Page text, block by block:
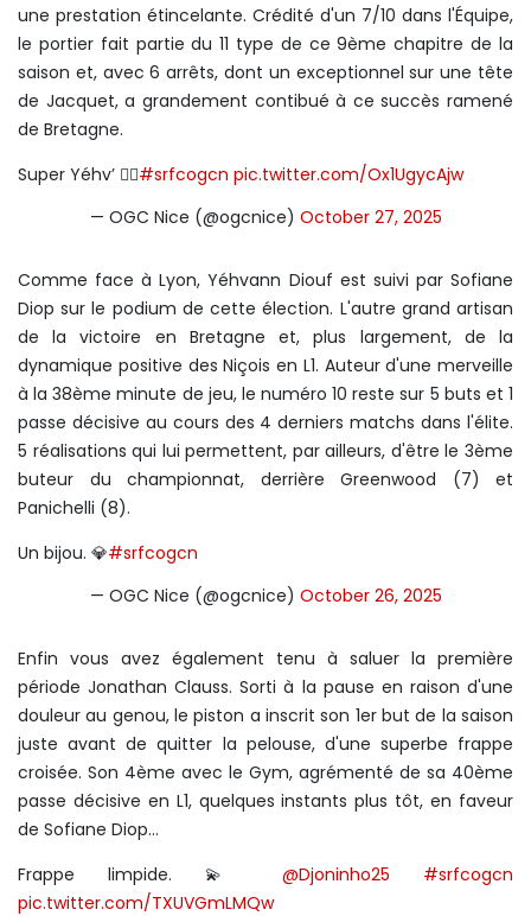
une prestation étincelante. Crédité d'un 7/10 dans l'Équipe,
le portier fait partie du 11 type de ce 9ème chapitre de la
saison et, avec 6 arrêts, dont un exceptionnel sur une tête
de Jacquet, a grandement contibué à ce succès ramené
de Bretagne.
Super Yéhv’ 🦸‍♂️#srfcogcn pic.twitter.com/Ox1UgycAjw
— OGC Nice (@ogcnice) October 27, 2025
Comme face à Lyon, Yéhvann Diouf est suivi par Sofiane
Diop sur le podium de cette élection. L'autre grand artisan
de la victoire en Bretagne et, plus largement, de la
dynamique positive des Niçois en L1. Auteur d'une merveille
à la 38ème minute de jeu, le numéro 10 reste sur 5 buts et 1
passe décisive au cours des 4 derniers matchs dans l'élite.
5 réalisations qui lui permettent, par ailleurs, d'être le 3ème
buteur du championnat, derrière Greenwood (7) et
Panichelli (8).
Un bijou. 💎#srfcogcn
— OGC Nice (@ogcnice) October 26, 2025
Enfin vous avez également tenu à saluer la première
période Jonathan Clauss. Sorti à la pause en raison d'une
douleur au genou, le piston a inscrit son 1er but de la saison
juste avant de quitter la pelouse, d'une superbe frappe
croisée. Son 4ème avec le Gym, agrémenté de sa 40ème
passe décisive en L1, quelques instants plus tôt, en faveur
de Sofiane Diop...
Frappe limpide. 💫@Djoninho25
#srfcogcn
pic.twitter.com/TXUVGmLMQw